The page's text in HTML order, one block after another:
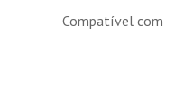
Compatível com